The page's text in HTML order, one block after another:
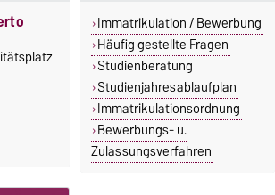
Immatrikulation / Bewerbung
Häufig gestellte Fragen
Studienberatung
Studienjahresablaufplan
Immatrikulationsordnung
Bewerbungs- u.
Zulassungsverfahren